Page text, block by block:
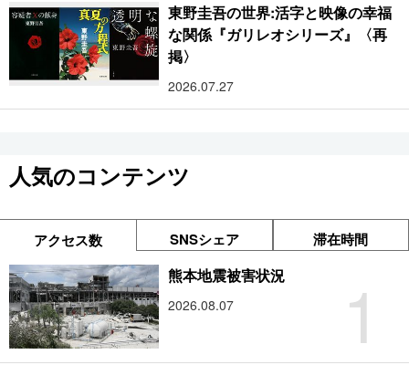
東野圭吾の世界:活字と映像の幸福
な関係『ガリレオシリーズ』〈再
掲〉
2026.07.27
人気のコンテンツ
アクセス数 SNSシェア 滞在時間
1
熊本地震被害状況
2026.08.07